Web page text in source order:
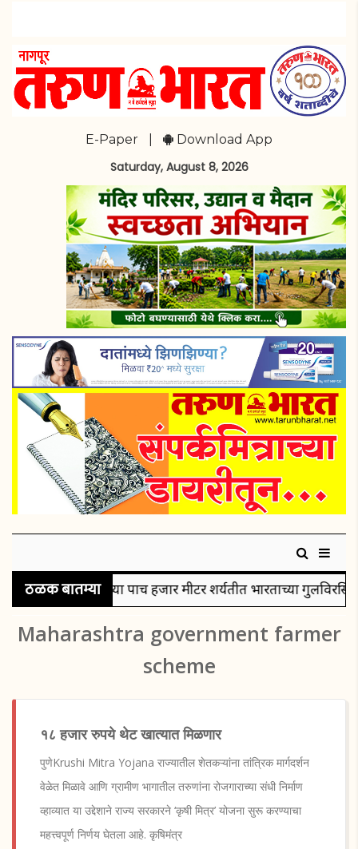
E-Paper Download App
Saturday, August 8, 2026
ठळक बातम्यापुरुषांच्या पाच हजार मीटर शर्यतीत भारताच्या
Maharashtra government farmer
scheme
१८ हजार रुपये थेट खात्यात मिळणार
पुणेKrushi Mitra Yojana राज्यातील शेतकऱ्यांना तांत्रिक मार्गदर्शन
वेळेत मिळावे आणि ग्रामीण भागातील तरुणांना रोजगाराच्या संधी निर्माण
व्हाव्यात या उद्देशाने राज्य सरकारने ‘कृषी मित्र’ योजना सुरू करण्याचा
महत्त्वपूर्ण निर्णय घेतला आहे. कृषिमंत्र